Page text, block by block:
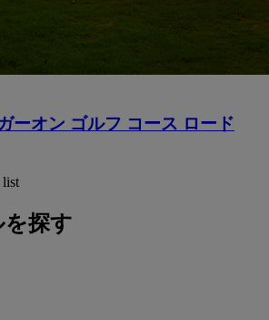
ーオン ゴルフ コース ロード
list
探す